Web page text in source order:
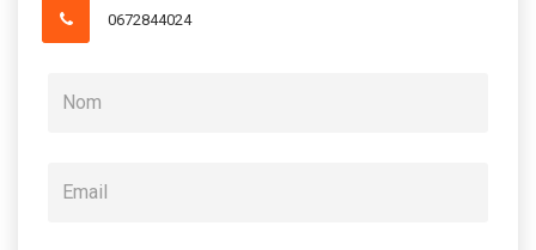
0672844024